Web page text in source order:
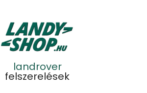
landrover
felszerelések